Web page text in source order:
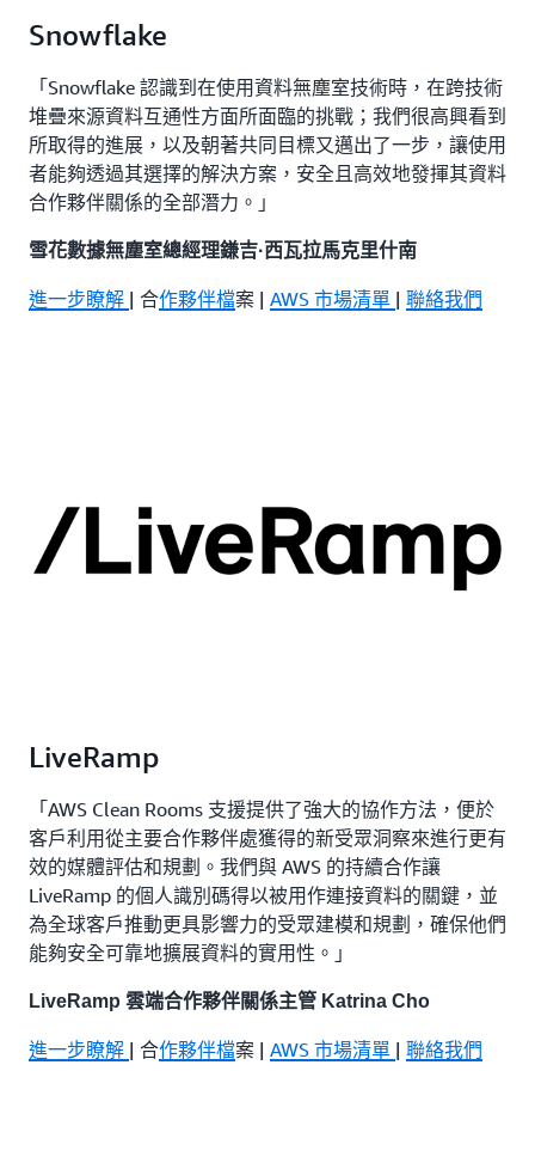
Snowflake
「Snowflake 認識到在使用資料無塵室技術時，在跨技術
堆疊來源資料互通性方面所面臨的挑戰；我們很高興看到
所取得的進展，以及朝著共同目標又邁出了一步，讓使用
者能夠透過其選擇的解決方案，安全且高效地發揮其資料
合作夥伴關係的全部潛力。」
雪花數據無塵室總經理鎌吉·西瓦拉馬克里什南
進一步瞭解 | 合作夥伴檔案 | AWS 市場清單 | 聯絡我們
LiveRamp
「AWS Clean Rooms 支援提供了強大的協作方法，便於
客戶利用從主要合作夥伴處獲得的新受眾洞察來進行更有
效的媒體評估和規劃。我們與 AWS 的持續合作讓
LiveRamp 的個人識別碼得以被用作連接資料的關鍵，並
為全球客戶推動更具影響力的受眾建模和規劃，確保他們
能夠安全可靠地擴展資料的實用性。」
LiveRamp 雲端合作夥伴關係主管 Katrina Cho
進一步瞭解 | 合作夥伴檔案 | AWS 市場清單 | 聯絡我們